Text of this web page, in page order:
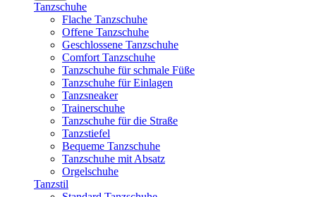
Tanzschuhe
Flache Tanzschuhe
Offene Tanzschuhe
Geschlossene Tanzschuhe
Comfort Tanzschuhe
Tanzschuhe für schmale Füße
Tanzschuhe für Einlagen
Tanzsneaker
Trainerschuhe
Tanzschuhe für die Straße
Tanzstiefel
Bequeme Tanzschuhe
Tanzschuhe mit Absatz
Orgelschuhe
Tanzstil